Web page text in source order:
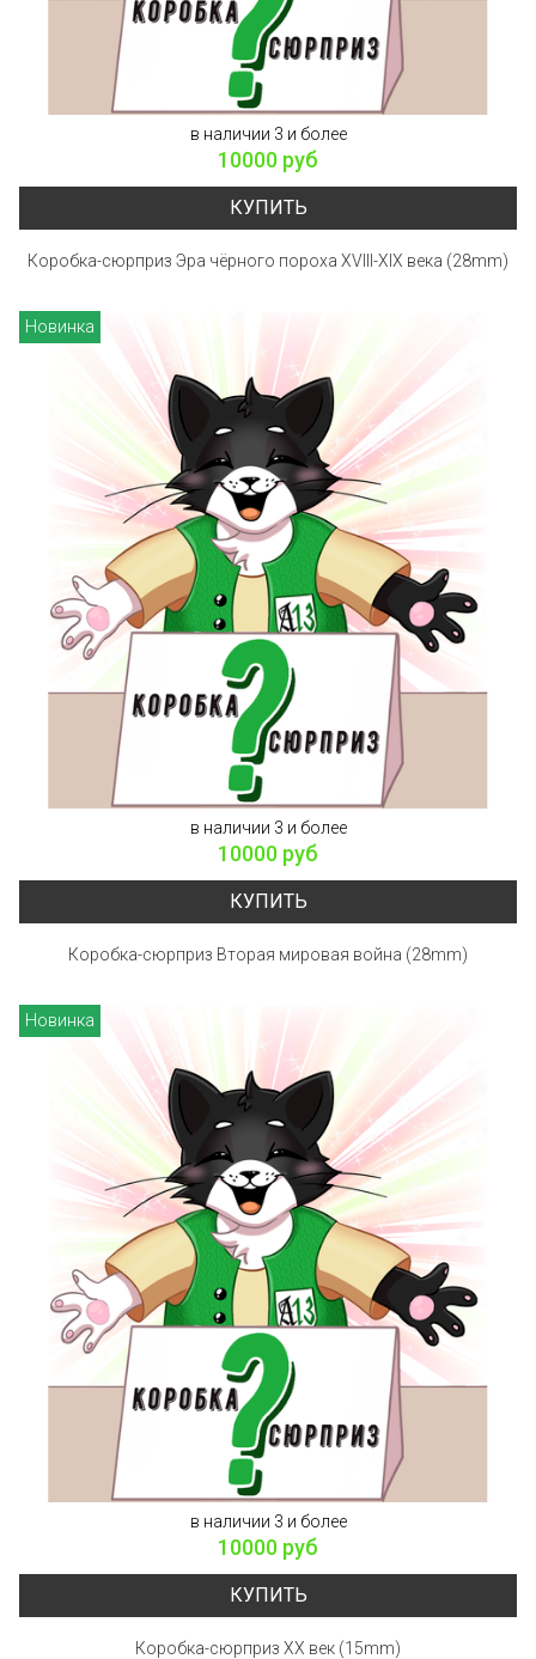
в наличии 3 и более
10000 руб
КУПИТЬ
Коробка-сюрприз Эра чёрного пороха XVIII-XIX века (28mm)
Новинка
в наличии 3 и более
10000 руб
КУПИТЬ
Коробка-сюрприз Вторая мировая война (28mm)
Новинка
в наличии 3 и более
10000 руб
КУПИТЬ
Коробка-сюрприз XX век (15mm)